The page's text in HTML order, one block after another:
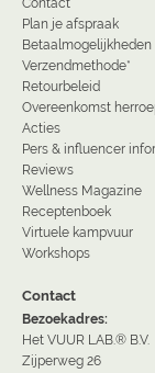
Contact
Plan je afspraak
Betaalmogelijkheden
Verzendmethode*
Retourbeleid
Overeenkomst
Acties
Pers & influencer
Reviews
Wellness Magazine
Receptenboek
Virtuele kampvuur
Workshops
Contact
Bezoekadres:
Het VUUR LAB.® B.V.
Zijperweg 26